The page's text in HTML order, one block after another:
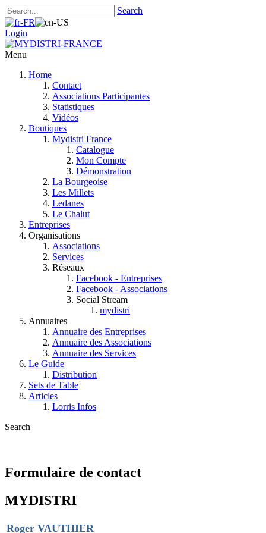
Search
Login
Menu
Home
Contact
Associations Participantes
Statistiques
Vidéos
Boutiques
Mydistri France
Catalogue
Mon Compte
Démonstration
La Bourgeoise
Les Millets
Ledanes
Le Chalut
Entreprises
Organisations
Associations
Services
Réseaux
Facebook - Entreprises
Facebook - Associations
Social Stream
mydistri
Annuaires
Annuaire des Entreprises
Annuaire des Associations
Annuaire des Services
Le Guide
Distribution
Sets de Table
Articles
Lorris Infos
Search
Formulaire de contact
MYDISTRI
Roger VAUTHIER